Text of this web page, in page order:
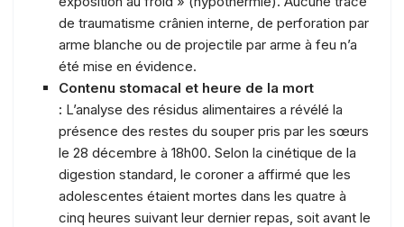
de traumatisme crânien interne, de perforation par
arme blanche ou de projectile par arme à feu n’a
été mise en évidence.
Contenu stomacal et heure de la mort
: L’analyse des résidus alimentaires a révélé la
présence des restes du souper pris par les sœurs
le 28 décembre à 18h00. Selon la cinétique de la
digestion standard, le coroner a affirmé que les
adolescentes étaient mortes dans les quatre à
cinq heures suivant leur dernier repas, soit avant le